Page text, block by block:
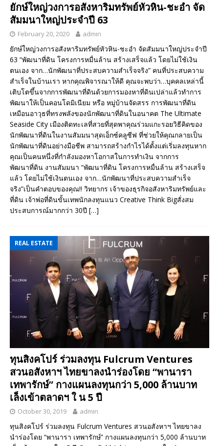
ยักษ์ใหญ่วงการอสังหาริมทรัพย์หัวหิน-ชะอำ จัด
สัมมนาใหญ่ประจำปี 63
February 20, 2020 admin
ยักษ์ใหญ่วงการอสังหาริมทรัพย์หัวหิน-ชะอำ จัดสัมมนาใหญ่ประจำปี
63 “พัฒนาที่ดิน โครงการหมื่นล้าน สร้างเสร็จแล้ว โดยไม่ใช้เงิน
ตนเอง จาก…นักพัฒนาที่ประสบความสำเร็จจริง” คนที่ประสบความ
สำเร็จในบ้านเรา หากคุณพิจารณาให้ดี คุณจะพบว่า…บุคคลเหล่านี้
เติบโตขึ้นจากการพัฒนาที่ดินด้วยการมองหาที่ดินเปล่าแล้วทำการ
พัฒนาให้เป็นคอนโดมิเนียม หรือ หมู่บ้านจัดสรร การพัฒนาที่ดิน
เหมือนอาวุธที่ทรงพลังของนักพัฒนาที่ดินในอนาคต The Ultimate
Seaside City เมืองติดทะเลที่สวยที่สุดพาคุณร่วมแกะรอยวิธีคิดของ
นักพัฒนาที่ดินในงานสัมมนาสุดเอ็กซ์คลูซีฟ ที่ช่วยให้คุณกลายเป็น
นักพัฒนาที่ดินอย่างมือชีพ สามารถสร้างกำไรได้ตั้งแต่เริ่มลงทุนหาก
คุณเป็นคนหนึ่งที่กำลังมองหาโอกาสในการทำเงิน จากการ
พัฒนาที่ดิน งานสัมมนา “พัฒนาที่ดิน โครงการหมื่นล้าน สร้างเสร็จ
แล้ว โดยไม่ใช้เงินตนเอง จาก…นักพัฒนาที่ประสบความสำเร็จ
จริง”เป็นคำตอบของคุณ!! วิทยากร เจ้าของธุรกิจอสังหาริมทรัพย์และ
ที่ดิน เจ้าพ่อที่ดินขั้นเทพนักลงทุนแนว Creative Think Bigสั่งสม
ประสบการณ์มากกว่า 30ปี […]
REAL ESTATE
ทุนสิงคโปร์ ร่วมลงทุน Fulcrum Ventures
สวนอสังหาฯ ไทยขาลงนำร่องโดย “พานารา
เทพารักษ์” กางแผนลงทุนกว่า 5,000 ล้านบาท
เล็งเข้าตลาดฯ ใ น 5 ปี
October 30, 2019 admin
ทุนสิงคโปร์ ร่วมลงทุน Fulcrum Ventures สวนอสังหาฯ ไทยขาลง
นำร่องโดย “พานารา เทพารักษ์” กางแผนลงทุนกว่า 5,000 ล้านบาท